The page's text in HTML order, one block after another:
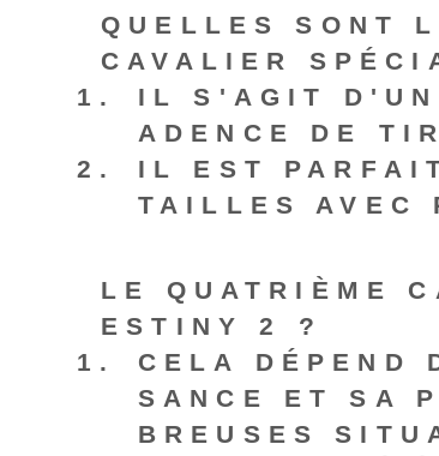
QUELLES SONT
CAVALIER
IL S'AGIT D'UN
ADENCE DE
IL EST
TAILLES AVEC
LE QUATRIÈME
ESTINY 2 ?
CELA DÉPEND
SANCE ET SA
BREUSES